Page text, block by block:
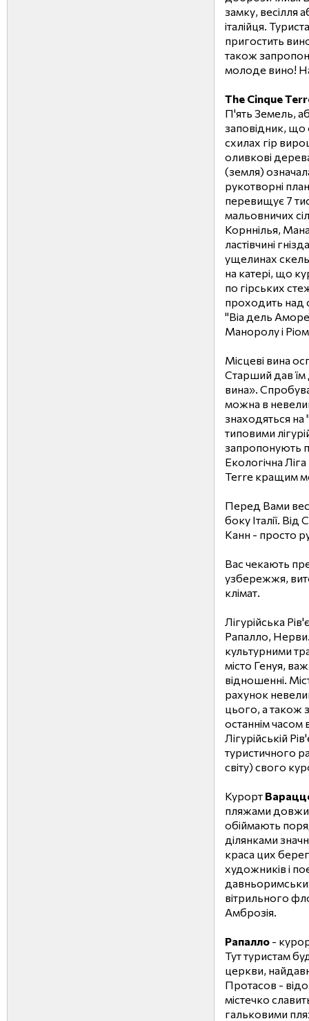
замку, весілля
італійця.
пригостить
також
молоде вино!
The Cinque
П'ять Земель,
заповідник,
схилах гір
оливкові
(земля)
рукотворні
перевищує 7
мальовничих
Корннілья,
ластівчині
ущелинах
на катері, що
по гірських
проходить над
"Віа дель
Маноролу і
Місцеві вина
Старший дав їм
вина».
можна в
знаходяться на
типовими
запропонують
Екологічна
Terre кращим
Перед Вами
боку Італії.
Канн - просто
Вас чекають
узбережжя,
клімат.
Лігурійська
Рапалло, Нерви.
культурними
місто Генуя,
відношенні.
рахунок
цього, а також
останнім часом
Лігурійській
туристичного
світу) свого
Курорт
пляжами
обіймають
ділянками
краса цих
художників і
вітрильного
Амброзія.
Рапалло -
Тут туристам
церкви,
Протасов -
містечко
гальковими